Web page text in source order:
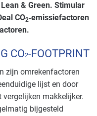
& Green. Stimular
CO2‑emissiefactoren
CO2-FOOTPRINT
zijn omrekenfactoren
lijst en door
makkelijker.
bijgesteld